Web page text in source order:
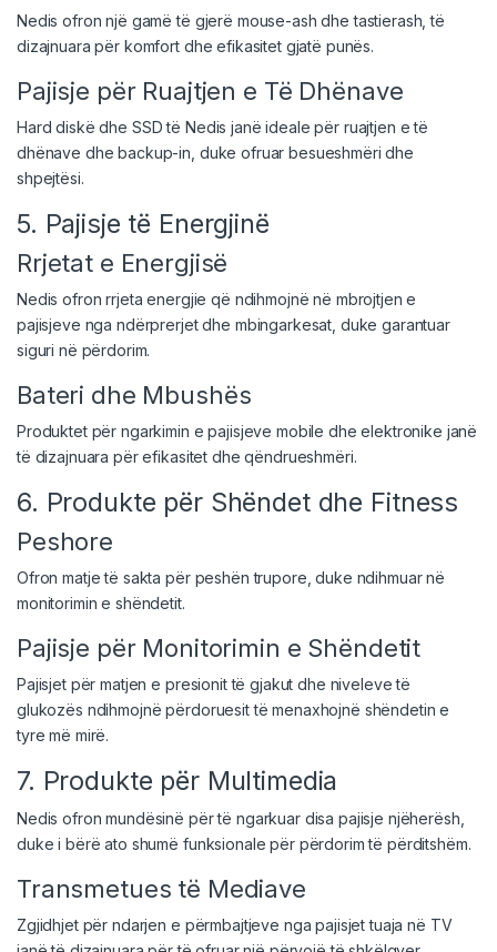
Nedis ofron një gamë të gjerë mouse-ash dhe tastierash, të
dizajnuara për komfort dhe efikasitet gjatë punës.
Pajisje për Ruajtjen e Të Dhënave
Hard diskë dhe SSD të Nedis janë ideale për ruajtjen e të
dhënave dhe backup-in, duke ofruar besueshmëri dhe
shpejtësi.
5. Pajisje të Energjinë
Rrjetat e Energjisë
Nedis ofron rrjeta energjie që ndihmojnë në mbrojtjen e
pajisjeve nga ndërprerjet dhe mbingarkesat, duke garantuar
siguri në përdorim.
Bateri dhe Mbushës
Produktet për ngarkimin e pajisjeve mobile dhe elektronike janë
të dizajnuara për efikasitet dhe qëndrueshmëri.
6. Produkte për Shëndet dhe Fitness
Peshore
Ofron matje të sakta për peshën trupore, duke ndihmuar në
monitorimin e shëndetit.
Pajisje për Monitorimin e Shëndetit
Pajisjet për matjen e presionit të gjakut dhe niveleve të
glukozës ndihmojnë përdoruesit të menaxhojnë shëndetin e
tyre më mirë.
7. Produkte për Multimedia
Nedis ofron mundësinë për të ngarkuar disa pajisje njëherësh,
duke i bërë ato shumë funksionale për përdorim të përditshëm.
Transmetues të Mediave
Zgjidhjet për ndarjen e përmbajtjeve nga pajisjet tuaja në TV